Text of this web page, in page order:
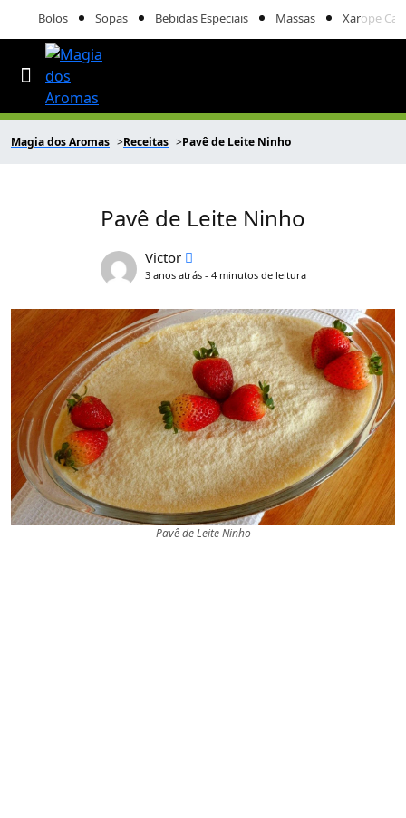
Bolos Sopas Bebidas Especiais Massas Xarope
Magia dos Aromas Receitas Pavê de Leite Ninho
Pavê de Leite Ninho
Victor
3 anos atrás - 4 minutos de leitura
Pavê de Leite Ninho